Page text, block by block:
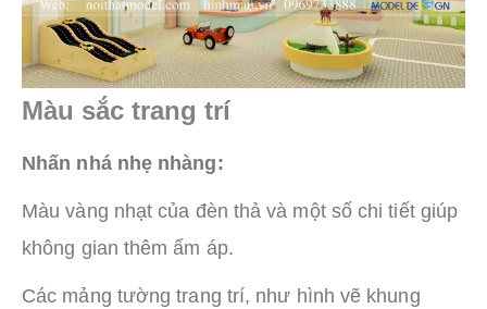
Màu sắc trang trí
Nhấn nhá nhẹ nhàng:
Màu vàng nhạt của đèn thả và một số chi tiết giúp
không gian thêm ấm áp.
Các mảng tường trang trí, như hình vẽ khung